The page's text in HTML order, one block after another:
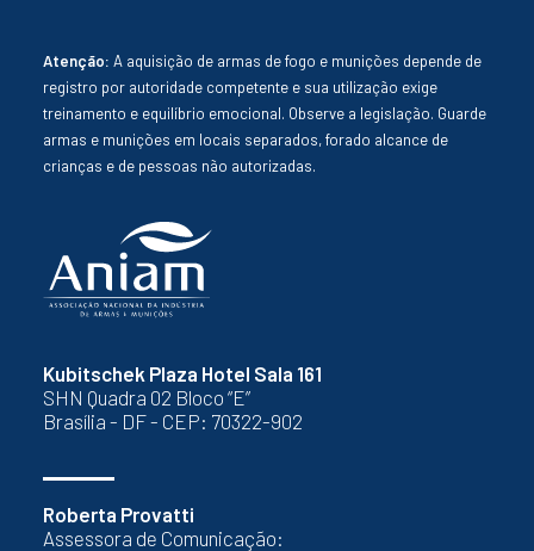
Kubitschek Plaza Hotel Sala 161
SHN Quadra 02 Bloco “E”
Brasília - DF - CEP: 70322-902
Roberta Provatti
Assessora de Comunicação:
Atenção: A aquisição de armas de fogo e munições depende de
registro por autoridade competente e sua utilização exige
treinamento e equilíbrio emocional. Observe a legislação. Guarde
armas e munições em locais separados, forado alcance de
crianças e de pessoas não autorizadas.